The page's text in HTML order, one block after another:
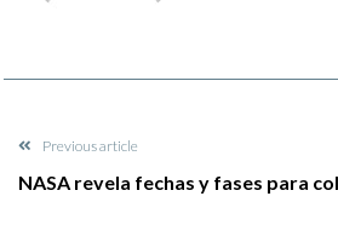
Previous article
NASA revela fechas y fases para